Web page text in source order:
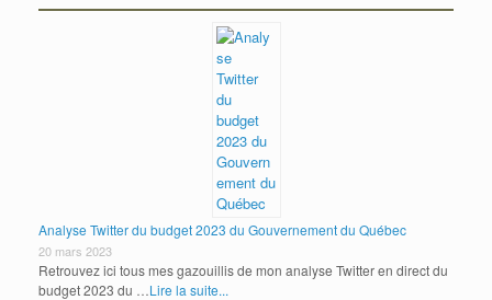
Analyse Twitter du budget 2023 du Gouvernement du Québec
20 mars 2023
Retrouvez ici tous mes gazouillis de mon analyse Twitter en direct du
budget 2023 du …Lire la suite...